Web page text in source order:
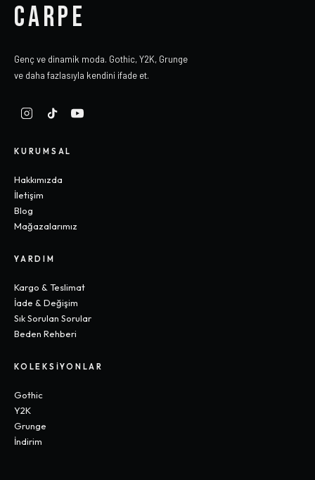
CARPE
Genç ve dinamik moda. Gothic, Y2K, Grunge
ve daha fazlasıyla kendini ifade et.
KURUMSAL
Hakkımızda
İletişim
Blog
Mağazalarımız
YARDIM
Kargo & Teslimat
İade & Değişim
Sık Sorulan Sorular
Beden Rehberi
KOLEKSIYONLAR
Gothic
Y2K
Grunge
İndirim